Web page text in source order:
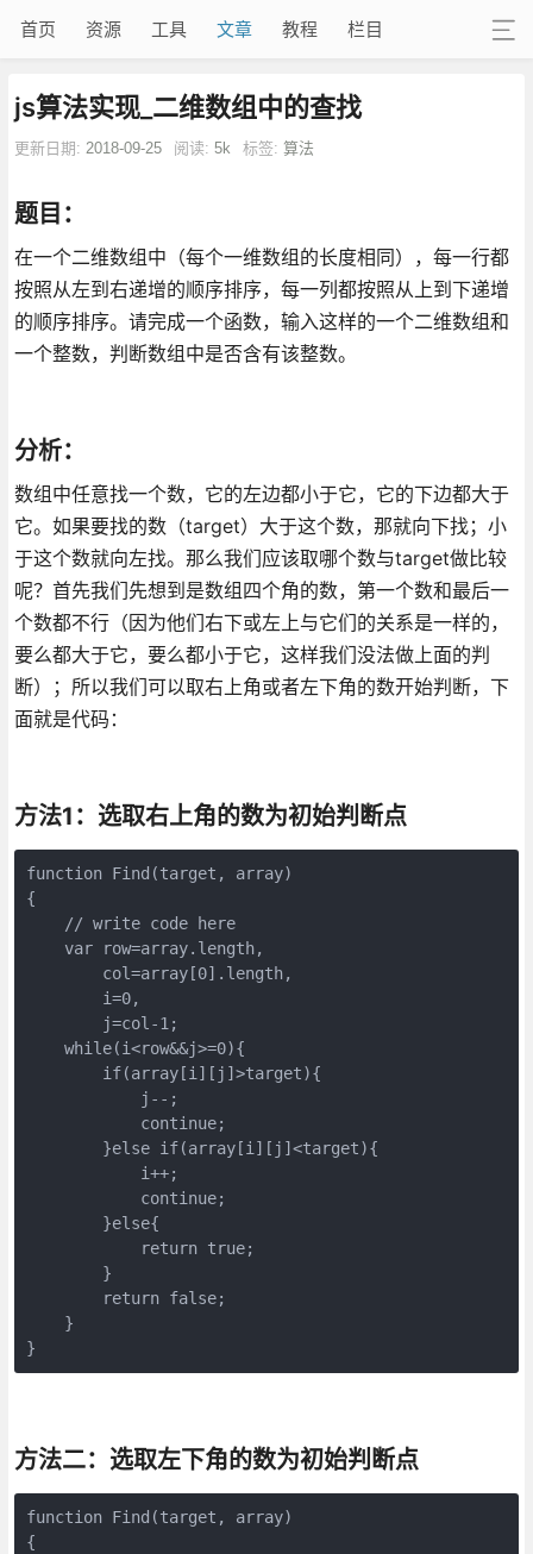
首页 资源 工具 文章 教程 栏目
js算法实现_二维数组中的查找
更新日期: 2018-09-25 阅读: 5k 标签: 算法
题目：
在一个二维数组中（每个一维数组的长度相同），每一行都
按照从左到右递增的顺序排序，每一列都按照从上到下递增
的顺序排序。请完成一个函数，输入这样的一个二维数组和
一个整数，判断数组中是否含有该整数。
分析：
数组中任意找一个数，它的左边都小于它，它的下边都大于
它。如果要找的数（target）大于这个数，那就向下找；小
于这个数就向左找。那么我们应该取哪个数与target做比较
呢？首先我们先想到是数组四个角的数，第一个数和最后一
个数都不行（因为他们右下或左上与它们的关系是一样的，
要么都大于它，要么都小于它，这样我们没法做上面的判
断）；所以我们可以取右上角或者左下角的数开始判断，下
面就是代码：
方法1：选取右上角的数为初始判断点
function Find(target, array)
{
    // write code here
    var row=array.length,
        col=array[0].length,
        i=0,
        j=col-1;
    while(i<row&&j>=0){
        if(array[i][j]>target){
            j--;
            continue;
        }else if(array[i][j]<target){
            i++;
            continue;
        }else{
            return true;
        }
        return false;
    }
}
方法二：选取左下角的数为初始判断点
function Find(target, array)
{